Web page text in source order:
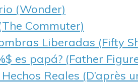
(Wonder)
Commuter)
Liberadas (Fifty
es papá? (Father
Reales (D’après